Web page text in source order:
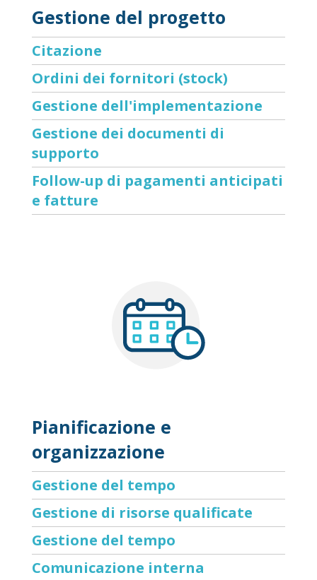
Gestione del progetto
Citazione
Ordini dei fornitori (stock)
Gestione dell'implementazione
Gestione dei documenti di
supporto
Follow-up di pagamenti anticipati
e fatture
Pianificazione e
organizzazione
Gestione del tempo
Gestione di risorse qualificate
Gestione del tempo
Comunicazione interna